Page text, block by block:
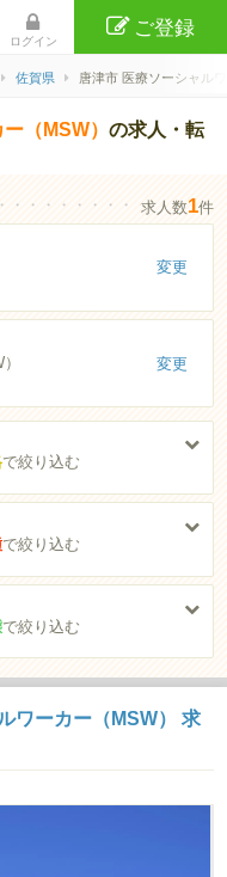
ログイン
ご登録
佐賀県 唐津市 医療ソーシャル
（MSW）の求人・転
・・・・・・・・・・・・・
求人数1件
変更
変更
で絞り込む
で絞り込む
で絞り込む
ワーカー（MSW） 求